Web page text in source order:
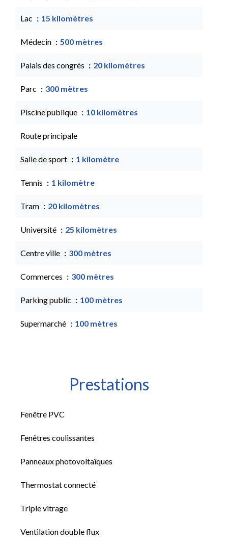
Lac 15 kilomètres
Médecin 500 mètres
Palais des congrès 20 kilomètres
Parc 300 mètres
Piscine publique 10 kilomètres
Route principale
Salle de sport 1 kilomètre
Tennis 1 kilomètre
Tram 20 kilomètres
Université 25 kilomètres
Centre ville 300 mètres
Commerces 300 mètres
Parking public 100 mètres
Supermarché 100 mètres
Prestations
Fenêtre PVC
Fenêtres coulissantes
Panneaux photovoltaïques
Thermostat connecté
Triple vitrage
Ventilation double flux